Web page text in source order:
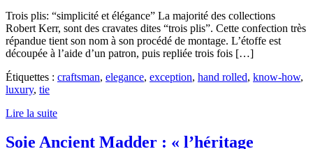
Trois plis: “simplicité et élégance” La majorité des collections
Robert Kerr, sont des cravates dites “trois plis”. Cette confection très
répandue tient son nom à son procédé de montage. L’étoffe est
découpée à l’aide d’un patron, puis repliée trois fois […]
Étiquettes : craftsman, elegance, exception, hand rolled, know-how,
luxury, tie
Lire la suite
Soie Ancient Madder : « l’héritage